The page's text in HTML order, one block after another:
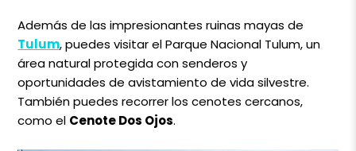
Además de las impresionantes ruinas mayas de
Tulum, puedes visitar el Parque Nacional Tulum, un
área natural protegida con senderos y
oportunidades de avistamiento de vida silvestre.
También puedes recorrer los cenotes cercanos,
como el Cenote Dos Ojos.